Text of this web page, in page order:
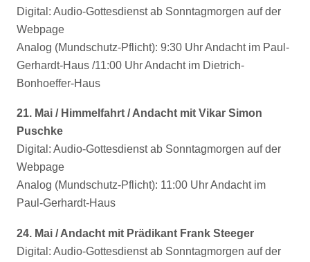
Digital: Audio-Gottesdienst ab Sonntagmorgen auf der
Webpage
Analog (Mundschutz-Pflicht): 9:30 Uhr Andacht im Paul-
Gerhardt-Haus /11:00 Uhr Andacht im Dietrich-
Bonhoeffer-Haus
21. Mai / Himmelfahrt / Andacht mit Vikar Simon
Puschke
Digital: Audio-Gottesdienst ab Sonntagmorgen auf der
Webpage
Analog (Mundschutz-Pflicht): 11:00 Uhr Andacht im
Paul-Gerhardt-Haus
24. Mai / Andacht mit Prädikant Frank Steeger
Digital: Audio-Gottesdienst ab Sonntagmorgen auf der